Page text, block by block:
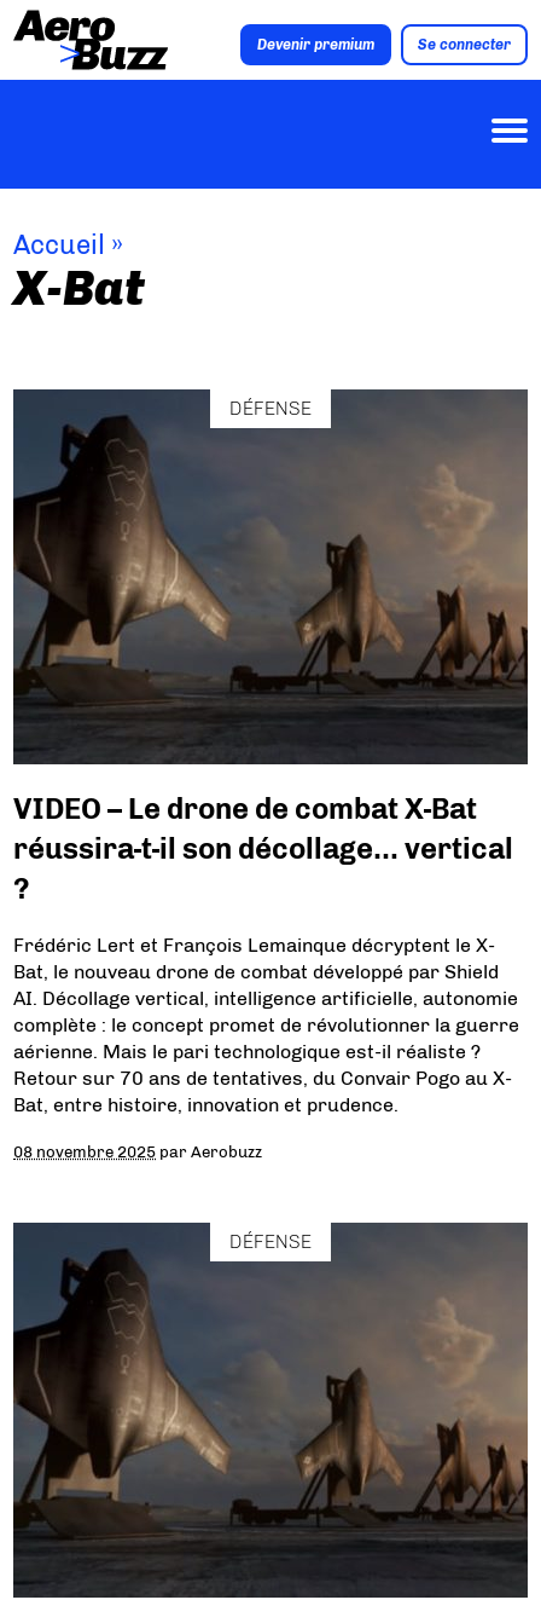
Devenir premium Se connecter
Accueil »
X-Bat
DÉFENSE
VIDEO – Le drone de combat X-Bat
réussira-t-il son décollage… vertical
?
Frédéric Lert et François Lemainque décryptent le X-
Bat, le nouveau drone de combat développé par Shield
AI. Décollage vertical, intelligence artificielle, autonomie
complète : le concept promet de révolutionner la guerre
aérienne. Mais le pari technologique est-il réaliste ?
Retour sur 70 ans de tentatives, du Convair Pogo au X-
Bat, entre histoire, innovation et prudence.
08 novembre 2025 parAerobuzz
DÉFENSE